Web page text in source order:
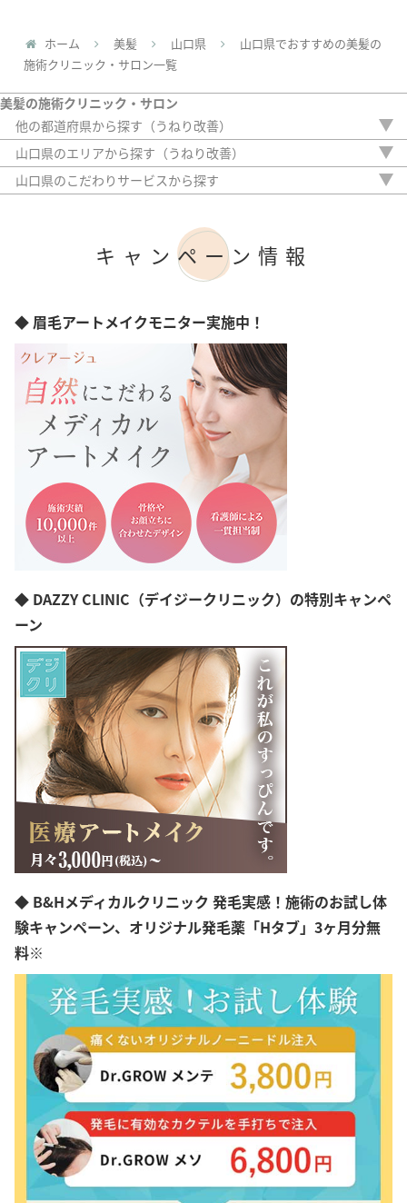
ホーム 美髪 山口県
山口県でおすすめの美髪の
施術クリニック・サロン一覧
美髪の施術クリニック・サロン
他の都道府県から探す（うねり改善）
北海道
埼玉県
千葉県
奈良県
愛媛県
福岡県
熊本県
山口県のエリアから探す（うねり改善）
宇部市
山口県のこだわりサービスから探す
オンライン診療
キャンペーン情報
◆ 眉毛アートメイクモニター実施中！
◆ DAZZY CLINIC（デイジークリニック）の特別キャンペ
ーン
◆ B&Hメディカルクリニック 発毛実感！施術のお試し体
験キャンペーン、オリジナル発毛薬「Hタブ」3ヶ月分無
料※